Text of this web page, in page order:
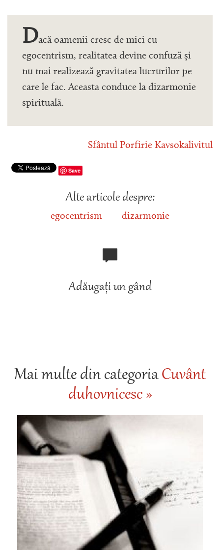
Dacă oamenii cresc de mici cu
egocentrism, realitatea devine confuză și
nu mai realizează gravitatea lucrurilor pe
care le fac. Aceasta conduce la dizarmonie
spirituală.
Sfântul Porfirie Kavsokalivitul
Save
Alte articole despre:
egocentrism dizarmonie
Adăugați un gând
Mai multe din categoriaCuvânt
duhovnicesc »